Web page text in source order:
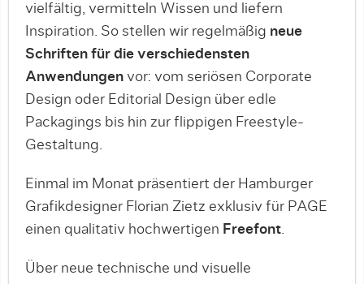
vielfältig, vermitteln Wissen und liefern
Inspiration. So stellen wir regelmäßig neue
Schriften für die verschiedensten
Anwendungen vor: vom seriösen Corporate
Design oder Editorial Design über edle
Packagings bis hin zur flippigen Freestyle-
Gestaltung.
Einmal im Monat präsentiert der Hamburger
Grafikdesigner Florian Zietz exklusiv für PAGE
einen qualitativ hochwertigen Freefont
Über neue technische und visuelle